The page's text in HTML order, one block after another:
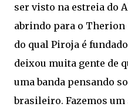
ser visto na estreia do
abrindo para o
do qual Piroja é
deixou muita gente de
uma banda pensando
brasileiro. Fazemos